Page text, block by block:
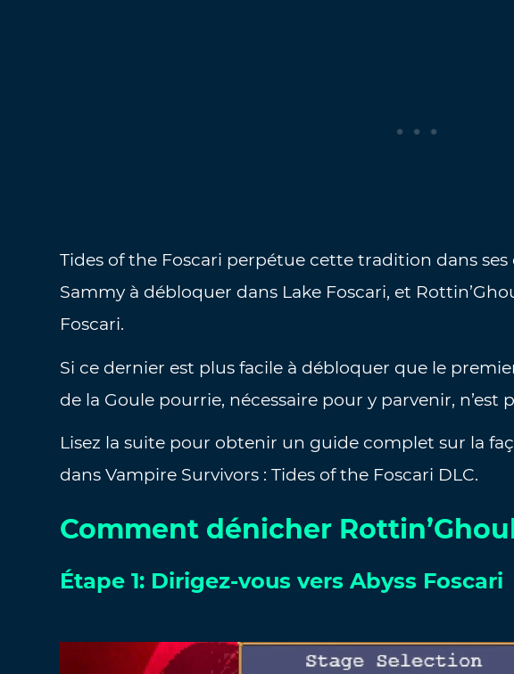
Tides of the Foscari perpétue cette tradition dans ses
Sammy à débloquer dans Lake Foscari, et
Foscari.
Si ce dernier est plus facile à débloquer que le
de la Goule pourrie, nécessaire pour y parvenir, n’est
Lisez la suite pour obtenir un guide complet sur la
dans Vampire Survivors : Tides of the Foscari DLC.
Comment dénicher
Étape 1: Dirigez-vous vers Abyss Foscari